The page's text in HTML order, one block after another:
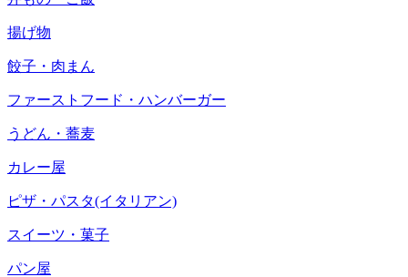
揚げ物
餃子・肉まん
ファーストフード・ハンバーガー
うどん・蕎麦
カレー屋
ピザ・パスタ(イタリアン)
スイーツ・菓子
パン屋